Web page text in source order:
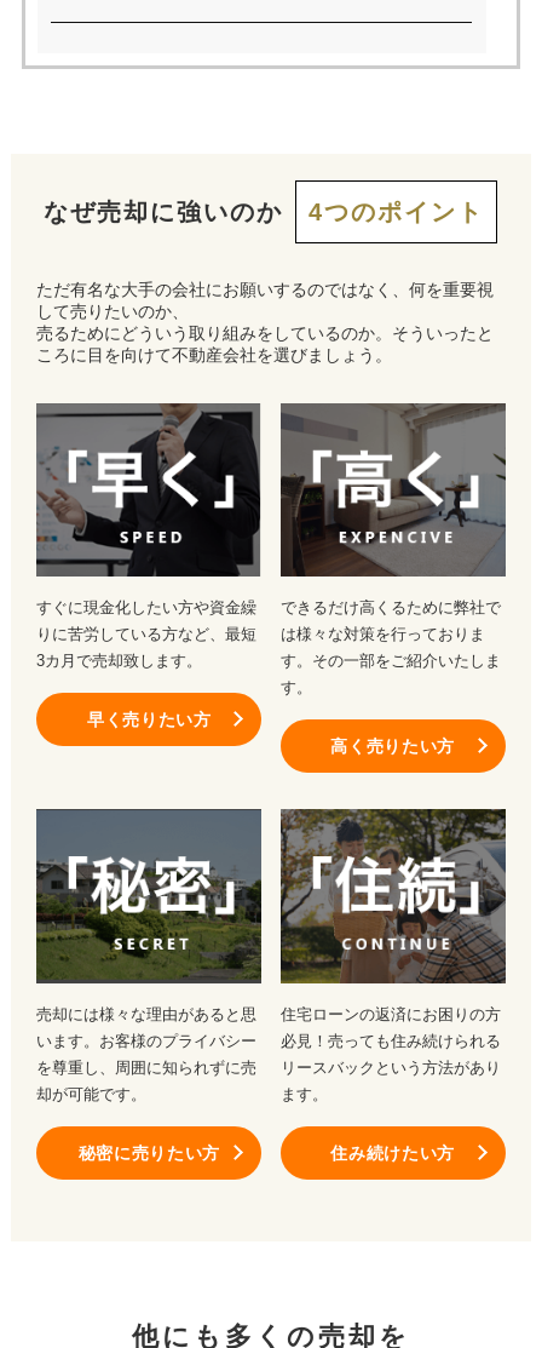
なぜ売却に強いのか 4つのポイント
ただ有名な大手の会社にお願いするのではなく、何を重要視
して売りたいのか、
売るためにどういう取り組みをしているのか。そういったと
ころに目を向けて不動産会社を選びましょう。
すぐに現金化したい方や資金繰
りに苦労している方など、最短
3カ月で売却致します。
早く売りたい方
できるだけ高くるために弊社で
は様々な対策を行っておりま
す。その一部をご紹介いたしま
す。
高く売りたい方
売却には様々な理由があると思
います。お客様のプライバシー
を尊重し、周囲に知られずに売
却が可能です。
秘密に売りたい方
住宅ローンの返済にお困りの方
必見！売っても住み続けられる
リースバックという方法があり
ます。
住み続けたい方
他にも多くの売却を